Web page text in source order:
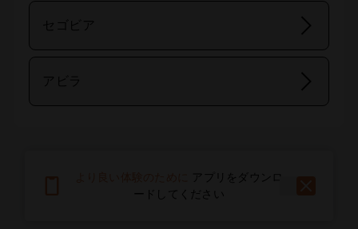
アプリをダウンロ
ードしてください